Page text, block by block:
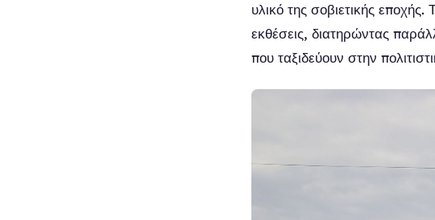
υλικό της σοβιετικής εποχής.
εκθέσεις, διατηρώντας
που ταξιδεύουν στην